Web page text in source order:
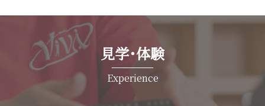
見学･体験
Experience